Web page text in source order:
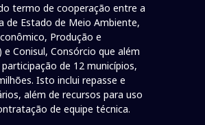
termo de cooperação entre a
de Estado de Meio Ambiente,
Produção e
e Conisul, Consórcio que além
de 12 municípios,
Isto inclui repasse e
além de recursos para uso
de equipe técnica.